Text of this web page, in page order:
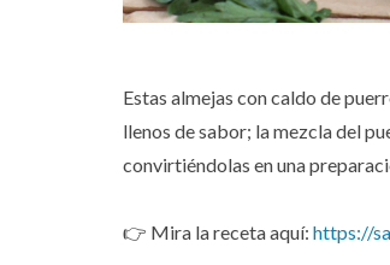
Estas almejas con caldo de
llenos de sabor; la mezcla del
convirtiéndolas en una
👉 Mira la receta aquí: https://